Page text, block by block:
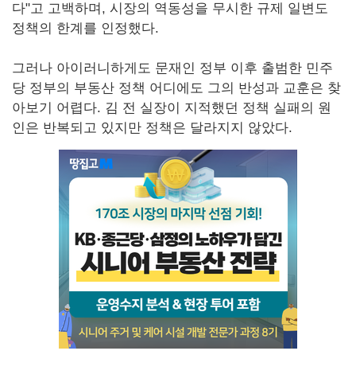
다"고 고백하며, 시장의 역동성을 무시한 규제 일변도
정책의 한계를 인정했다.
그러나 아이러니하게도 문재인 정부 이후 출범한 민주
당 정부의 부동산 정책 어디에도 그의 반성과 교훈은 찾
아보기 어렵다. 김 전 실장이 지적했던 정책 실패의 원
인은 반복되고 있지만 정책은 달라지지 않았다.